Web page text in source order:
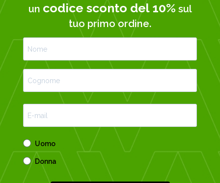
un codice sconto del 10% sul
tuo primo ordine.
Uomo
Donna